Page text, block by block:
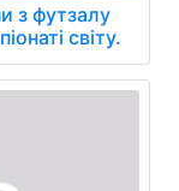
з футзалу
світу.